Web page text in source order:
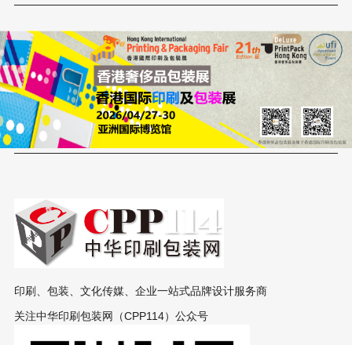
印刷、包装、文化传媒、企业一站式品牌设计服务商
关注中华印刷包装网（CPP114）公众号